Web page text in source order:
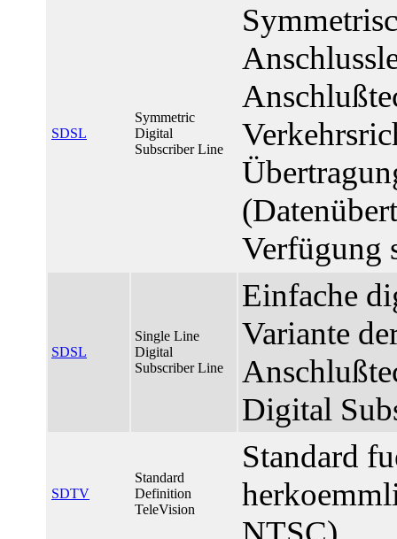
SDSL
Symmetric
Digital
Subscriber Line
Verfügung
SDSL
Single Line
Digital
Subscriber Line
Einfache
Variante
Digital
SDTV
Standard
Definition
TeleVision
Standard